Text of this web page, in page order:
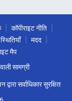
कॉपीराइट नीति
मदद
मैप
सामग्री
सर्वाधिकार सुरक्षित